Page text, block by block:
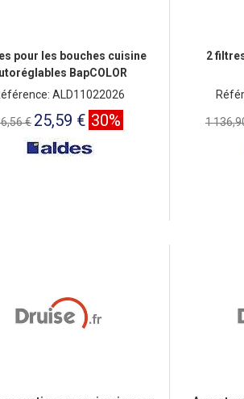
pour les bouches cuisine
BapCOLOR
ALD11022026
€ 25,59 € 30%
2
1